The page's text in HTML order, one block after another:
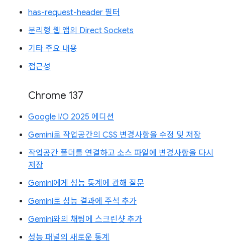
has-request-header 필터
분리형 웹 앱의 Direct Sockets
기타 주요 내용
접근성
Chrome 137
Google I/O 2025 에디션
Gemini로 작업공간의 CSS 변경사항을 수정 및 저장
작업공간 폴더를 연결하고 소스 파일에 변경사항을 다시
저장
Gemini에게 성능 통계에 관해 질문
Gemini로 성능 결과에 주석 추가
Gemini와의 채팅에 스크린샷 추가
성능 패널의 새로운 통계